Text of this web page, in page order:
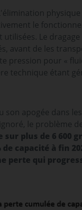
le
Le
avant de les
pression pour «
technique étant
apogée dans
le problème
sur plus de 6 600
capacité à fin
qui